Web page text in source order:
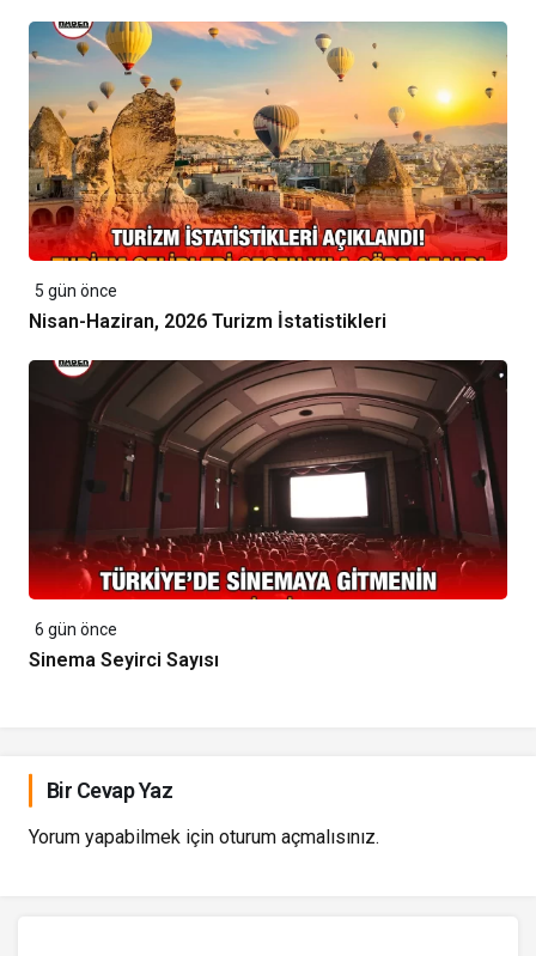
5 gün önce
Nisan-Haziran, 2026 Turizm İstatistikleri
6 gün önce
Sinema Seyirci Sayısı
Bir Cevap Yaz
Yorum yapabilmek için oturum açmalısınız.